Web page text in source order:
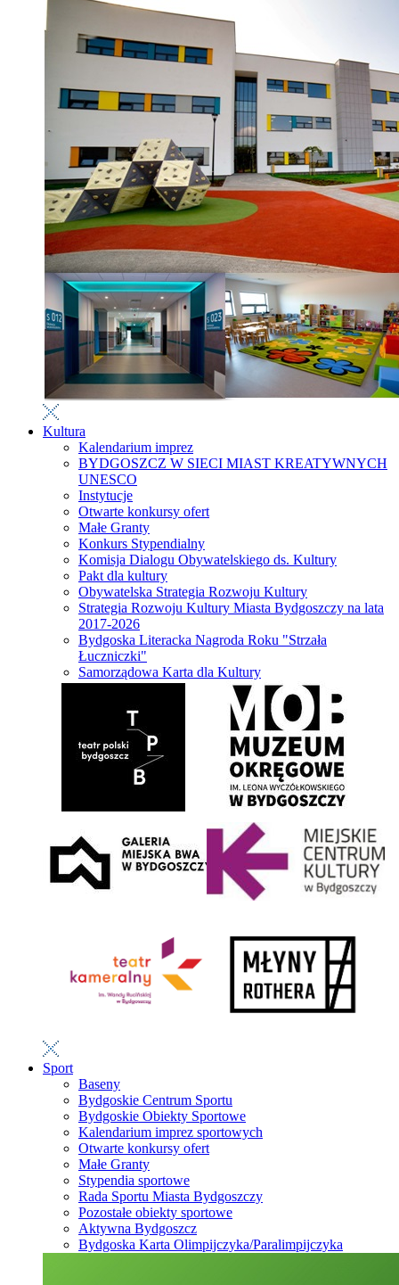
Kultura
Kalendarium imprez
BYDGOSZCZ W SIECI MIAST KREATYWNYCH
UNESCO
Instytucje
Otwarte konkursy ofert
Małe Granty
Konkurs Stypendialny
Komisja Dialogu Obywatelskiego ds. Kultury
Pakt dla kultury
Obywatelska Strategia Rozwoju Kultury
Strategia Rozwoju Kultury Miasta Bydgoszczy na lata
2017-2026
Bydgoska Literacka Nagroda Roku "Strzała
Łuczniczki"
Samorządowa Karta dla Kultury
Sport
Baseny
Bydgoskie Centrum Sportu
Bydgoskie Obiekty Sportowe
Kalendarium imprez sportowych
Otwarte konkursy ofert
Małe Granty
Stypendia sportowe
Rada Sportu Miasta Bydgoszczy
Pozostałe obiekty sportowe
Aktywna Bydgoszcz
Bydgoska Karta Olimpijczyka/Paralimpijczyka